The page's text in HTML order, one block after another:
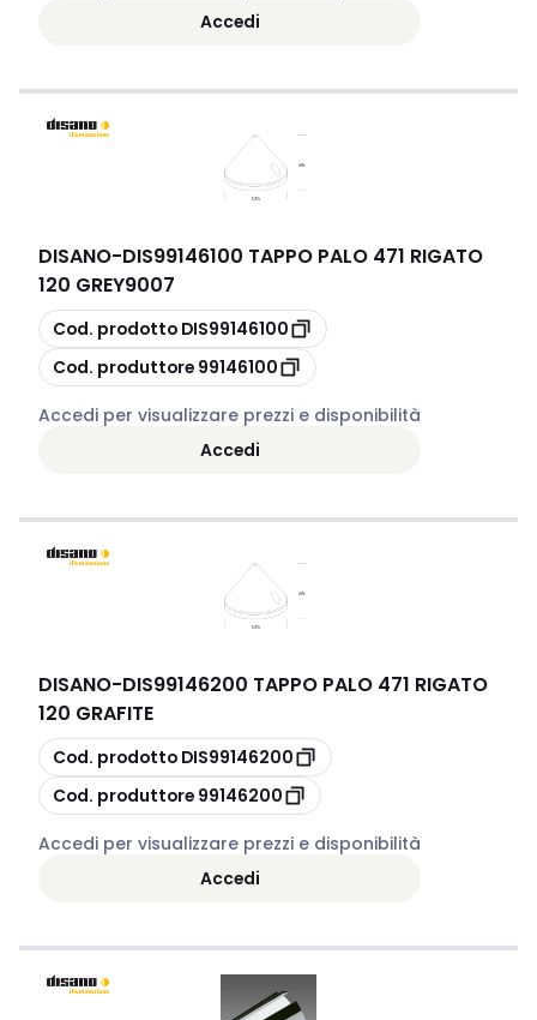
Accedi
DISANO-DIS99146100 TAPPO PALO 471 RIGATO
120 GREY9007
copia
Cod. prodotto DIS99146100
copia
Cod. produttore 99146100
Accedi per visualizzare prezzi e disponibilità
Accedi
DISANO-DIS99146200 TAPPO PALO 471 RIGATO
120 GRAFITE
copia
Cod. prodotto DIS99146200
copia
Cod. produttore 99146200
Accedi per visualizzare prezzi e disponibilità
Accedi